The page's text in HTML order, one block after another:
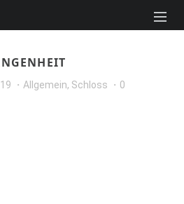
Allgemein, Schloss
0